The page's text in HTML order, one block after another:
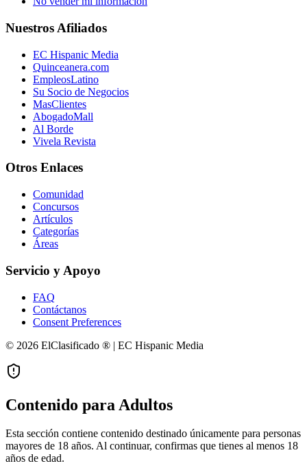
Nuestros Afiliados
EC Hispanic Media
Quinceanera.com
EmpleosLatino
Su Socio de Negocios
MasClientes
AbogadoMall
Al Borde
Vivela Revista
Otros Enlaces
Comunidad
Concursos
Artículos
Categorías
Áreas
Servicio y Apoyo
FAQ
Contáctanos
Consent Preferences
© 2026 ElClasificado ® | EC Hispanic Media
Contenido para Adultos
Esta sección contiene contenido destinado únicamente para personas
mayores de 18 años. Al continuar, confirmas que tienes al menos 18
años de edad.